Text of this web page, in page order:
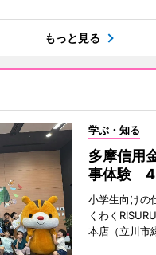
もっと見る
学ぶ・知る
多摩信用
事体験
小学生向けの
くわく
本店（立川市